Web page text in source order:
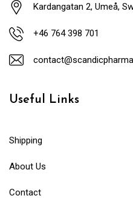
Kardangatan 2, Umeå,
+46 764 398 701
Useful Links
Shipping
About Us
Contact